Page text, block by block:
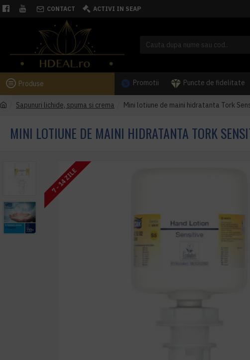
CONTACT ACTIVI IN SEAP
Produse Promotii Puncte de fidelitate
Sapunuri lichide, spuma si crema Mini lotiune de maini hidratanta Tork
MINI LOTIUNE DE MAINI HIDRATANTA TORK
7 - 14 ZILE